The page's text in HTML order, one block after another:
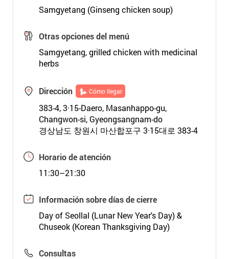
Samgyetang (Ginseng chicken soup)
Otras opciones del menú
Samgyetang, grilled chicken with medicinal
herbs
Dirección Cómo llegar
383-4, 3·15-Daero, Masanhappo-gu,
Changwon-si, Gyeongsangnam-do
경상남도 창원시 마산합포구 3·15대로 383-4
Horario de atención
11:30–21:30
Información sobre días de cierre
Day of Seollal (Lunar New Year's Day) &
Chuseok (Korean Thanksgiving Day)
Consultas